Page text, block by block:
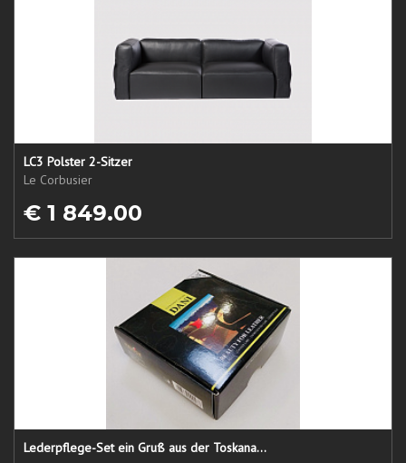
LC3 Polster 2-Sitzer
Le Corbusier
€ 1 849.00
Lederpflege-Set ein Gruß aus der Toskana...